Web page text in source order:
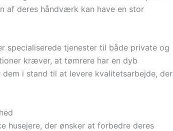
af deres håndværk kan have en stor
specialiserede tjenester til både private og
kræver, at tømrere har en dyb
i stand til at levere kvalitetsarbejde, der
husejere, der ønsker at forbedre deres